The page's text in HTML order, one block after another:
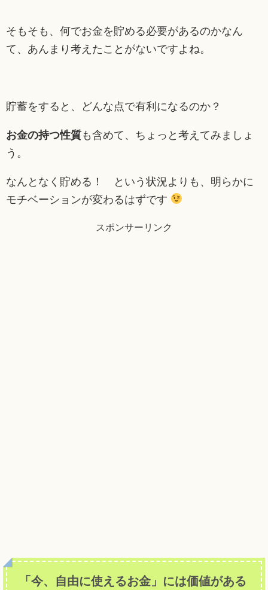
そもそも、何でお金を貯める必要があるのかなん
て、あんまり考えたことがないですよね。
貯蓄をすると、どんな点で有利になるのか？
お金の持つ性質も含めて、ちょっと考えてみましょ
う。
なんとなく貯める！ という状況よりも、明らかに
モチベーションが変わるはずです
スポンサーリンク
「今、自由に使えるお金」には価値がある